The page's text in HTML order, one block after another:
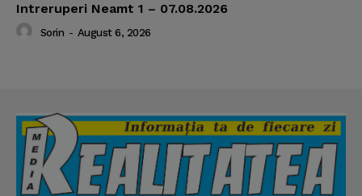
Intreruperi Neamt 1 – 07.08.2026
Sorin - August 6, 2026